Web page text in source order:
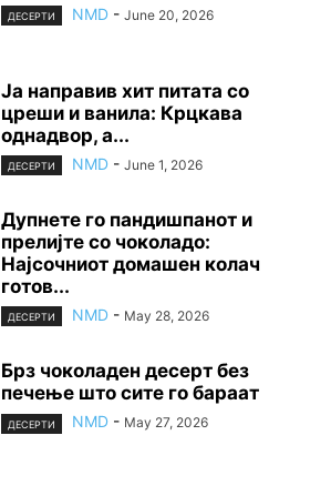
ДЕСЕРТИ NMD - June 20, 2026
Ја направив хит питата со
цреши и ванила: Крцкава
однадвор, а...
ДЕСЕРТИ NMD - June 1, 2026
Дупнете го пандишпанот и
прелијте со чоколадо:
Најсочниот домашен колач
готов...
ДЕСЕРТИ NMD - May 28, 2026
Брз чоколаден десерт без
печење што сите го бараат
ДЕСЕРТИ NMD - May 27, 2026